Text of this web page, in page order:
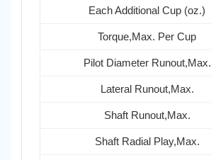
Each Additional Cup (oz.)
Torque,Max. Per Cup
Pilot Diameter Runout,Max.
Lateral Runout,Max.
Shaft Runout,Max.
Shaft Radial Play,Max.